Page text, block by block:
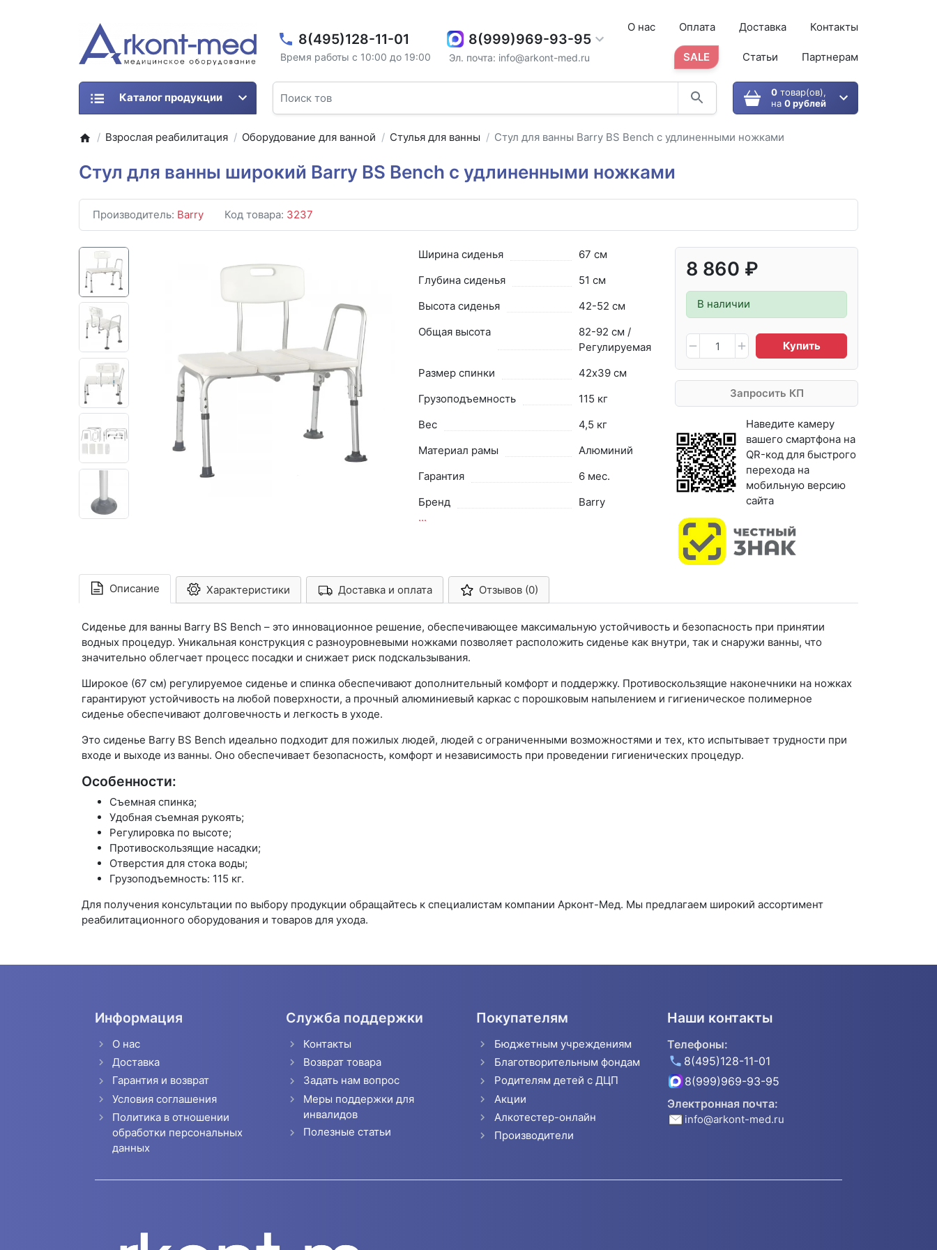
8(495)128-11-01
Время работы с 10:00 до 19:00
8(999)969-93-95
Эл. почта: info@arkont-med.ru
О нас Оплата Доставка Контакты
SALE Статьи Партнерам
0товар(ов),
на 0 рублей
Каталог продукции
Взрослая реабилитация Оборудование для ванной Стулья для ванны Стул для ванны Barry BS Bench с удлиненными ножками
Стул для ванны широкий Barry BS Bench с удлиненными ножками
Производитель: Barry Код товара: 3237
8 860 ₽
В наличии
Купить
Запросить КП
Наведите камеру
вашего смартфона на
QR-код для быстрого
перехода на
мобильную версию
сайта
Ширина сиденья
67 см
Глубина сиденья
51 см
Высота сиденья
42-52 см
Общая высота
82-92 см /
Регулируемая
Размер спинки
42х39 см
Грузоподъемность
115 кг
Вес
4,5 кг
Материал рамы
Алюминий
Гарантия
6 мес.
Бренд
Barry
...
Описание Характеристики Арконт-Мед Доставка и оплата Отзывов (0)
Сиденье для ванны Barry BS Bench – это инновационное решение, обеспечивающее максимальную устойчивость и безопасность при принятии
водных процедур. Уникальная конструкция с разноуровневыми ножками позволяет расположить сиденье как внутри, так и снаружи ванны, что
значительно облегчает процесс посадки и снижает риск подскальзывания.
Широкое (67 см) регулируемое сиденье и спинка обеспечивают дополнительный комфорт и поддержку. Противоскользящие наконечники на ножках
гарантируют устойчивость на любой поверхности, а прочный алюминиевый каркас с порошковым напылением и гигиеническое полимерное
сиденье обеспечивают долговечность и легкость в уходе.
Это сиденье Barry BS Bench идеально подходит для пожилых людей, людей с ограниченными возможностями и тех, кто испытывает трудности при
входе и выходе из ванны. Оно обеспечивает безопасность, комфорт и независимость при проведении гигиенических процедур.
Особенности:
Съемная спинка;
Удобная съемная рукоять;
Регулировка по высоте;
Противоскользящие насадки;
Отверстия для стока воды;
Грузоподъемность: 115 кг.
Для получения консультации по выбору продукции обращайтесь к специалистам компании Арконт-Мед. Мы предлагаем широкий ассортимент
реабилитационного оборудования и товаров для ухода.
Информация
О нас
Доставка
Гарантия и возврат
Условия соглашения
Политика в отношении
обработки персональных
данных
Служба поддержки
Контакты
Возврат товара
Задать нам вопрос
Меры поддержки для
инвалидов
Полезные статьи
Покупателям
Бюджетным учреждениям
Благотворительным фондам
Родителям детей с ДЦП
Акции
Алкотестер-онлайн
Производители
Наши контакты
Телефоны:
8(495)128-11-01
8(999)969-93-95
Электронная почта:
info@arkont-med.ru